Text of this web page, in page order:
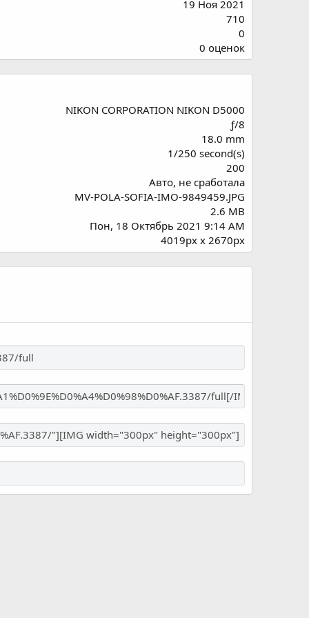
19 Ноя 2021
710
0
0
.
0
з
ё
з
0 оценок
NIKON CORPORATION NIKON D5000
ƒ/8
18.0 mm
1/250 second(s)
200
Авто, не сработала
MV-POLA-SOFIA-IMO-9849459.JPG
2.6 MB
Пон, 18 Октябрь 2021 9:14 AM
4019px x 2670px